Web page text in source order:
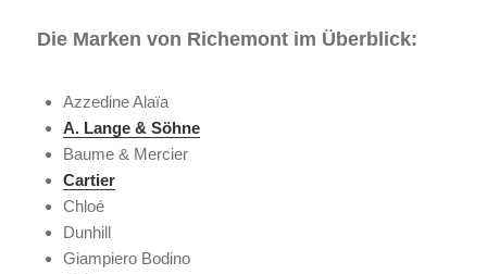
Die Marken von Richemont im Überblick:
Azzedine Alaïa
A. Lange & Söhne
Baume & Mercier
Cartier
Chloé
Dunhill
Giampiero Bodino